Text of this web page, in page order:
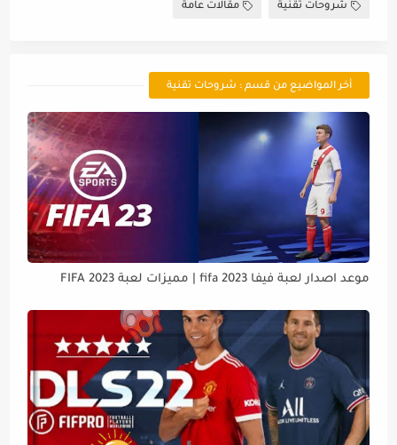
شروحات تقنية مقالات عامة
أخر المواضيع من قسم : شروحات تقنية
موعد اصدار لعبة فيفا 2023 fifa | مميزات لعبة FIFA 2023